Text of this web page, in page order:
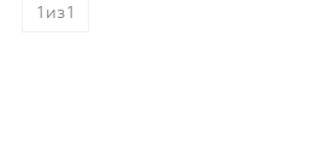
1 из1